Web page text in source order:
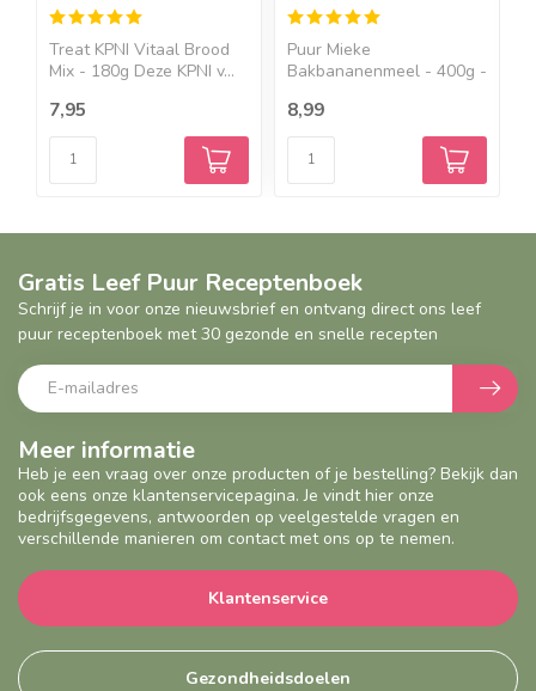
Treat KPNI Vitaal Brood
Mix - 180g Deze KPNI v...
7,95
Puur Mieke
Bakbananenmeel - 400g -
8,99
Meer informatie
Heb je een vraag over onze producten of je bestelling? Bekijk dan
ook eens onze klantenservicepagina. Je vindt hier onze
bedrijfsgegevens, antwoorden op veelgestelde vragen en
verschillende manieren om contact met ons op te nemen.
Klantenservice
Gezondheidsdoelen
Gratis Leef Puur Receptenboek
Schrijf je in voor onze nieuwsbrief en ontvang direct ons leef
puur receptenboek met 30 gezonde en snelle recepten